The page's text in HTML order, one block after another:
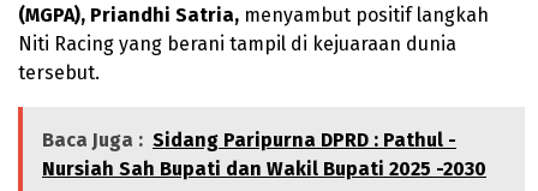
(MGPA), Priandhi Satria, menyambut positif langkah
Niti Racing yang berani tampil di kejuaraan dunia
tersebut.
Baca Juga : Sidang Paripurna DPRD : Pathul -
Nursiah Sah Bupati dan Wakil Bupati 2025 -2030